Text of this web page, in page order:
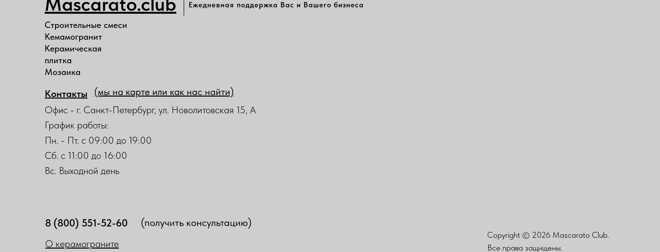
Ежедневная поддержка Вас и Вашего бизнеса
Copyright © 2026 Mascarato Club.
Все права защищены.
Строительные смеси
Кемамогранит
Керамическая
плитка
Мозаика
Контакты
Офис - г. Санкт-Петербург, ул. Новолитовская 15, А
График работы:
Пн. - Пт. с 09:00 до 19:00
Сб. с 11:00 до 16:00
Вс. Выходной день
8 (800) 551-52-60
(мы на карте или как нас найти)
(получить консультацию)
О керамограните